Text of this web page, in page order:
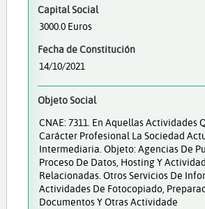
Capital Social
3000.0 Euros
Fecha de Constitución
14/10/2021
Objeto Social
CNAE: 7311. En Aquellas Actividades
Carácter Profesional La Sociedad
Intermediaria. Objeto: Agencias De
Proceso De Datos, Hosting Y
Relacionadas. Otros Servicios De
Actividades De Fotocopiado,
Documentos Y Otras Actividade